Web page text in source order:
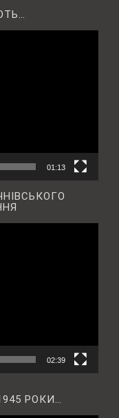
01:13
02:39
РОКИ…